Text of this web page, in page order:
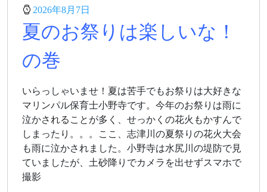
2026年8月7日
夏のお祭りは楽しいな！
の巻
いらっしゃいませ！夏は苦手でもお祭りは大好きな
マリンパル保育士小野寺です。今年のお祭りは雨に
泣かされることが多く、せっかくの花火もかすんで
しまったり。。。ここ、志津川の夏祭りの花火大会
も雨に泣かされました。小野寺は水尻川の堤防で見
ていましたが、土砂降りでカメラを出せずスマホで
撮影